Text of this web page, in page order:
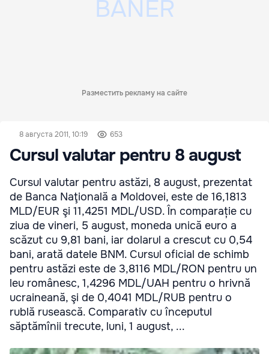
Разместить рекламу на сайте
8 августа 2011, 10:19 653
Cursul valutar pentru 8 august
Cursul valutar pentru astăzi, 8 august, prezentat
de Banca Naţională a Moldovei, este de 16,1813
MLD/EUR şi 11,4251 MDL/USD. În comparație cu
ziua de vineri, 5 august, moneda unică euro a
scăzut cu 9,81 bani, iar dolarul a crescut cu 0,54
bani, arată datele BNM. Cursul oficial de schimb
pentru astăzi este de 3,8116 MDL/RON pentru un
leu românesc, 1,4296 MDL/UAH pentru o hrivnă
ucraineană, şi de 0,4041 MDL/RUB pentru o
rublă rusească. Comparativ cu începutul
săptămînii trecute, luni, 1 august, ...